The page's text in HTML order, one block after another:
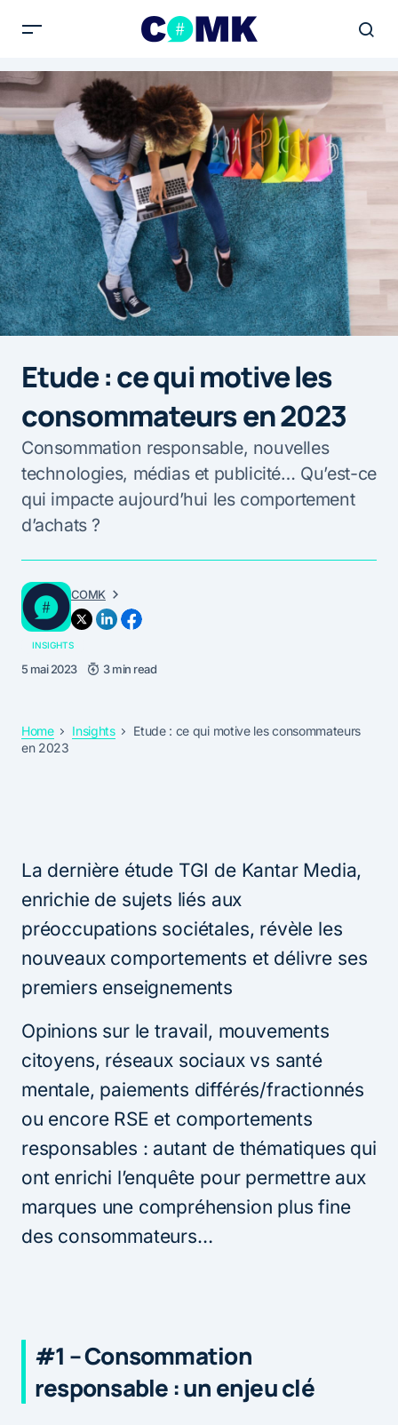
Etude : ce qui motive les
consommateurs en 2023
Consommation responsable, nouvelles
technologies, médias et publicité… Qu’est-ce
qui impacte aujourd’hui les comportement
d’achats ?
COMK
INSIGHTS
5 mai 2023 3 min read
Home Insights
Etude : ce qui motive les consommateurs
en 2023
La dernière étude TGI de Kantar Media,
enrichie de sujets liés aux
préoccupations sociétales, révèle les
nouveaux comportements et délivre ses
premiers enseignements
Opinions sur le travail, mouvements
citoyens, réseaux sociaux vs santé
mentale, paiements différés/fractionnés
ou encore RSE et comportements
responsables : autant de thématiques qui
ont enrichi l’enquête pour permettre aux
marques une compréhension plus fine
des consommateurs…
#1 – Consommation
responsable : un enjeu clé